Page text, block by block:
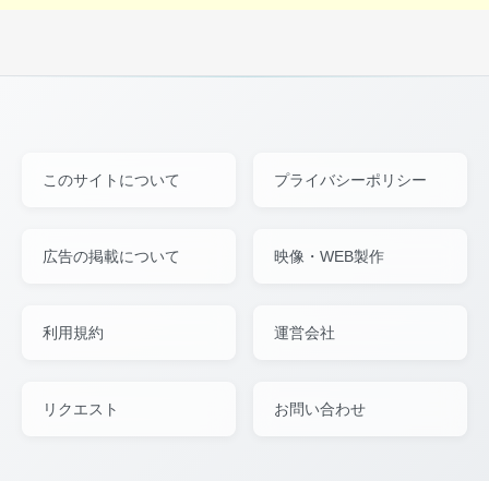
このサイトについて プライバシーポリシー
広告の掲載について 映像・WEB製作
利用規約 運営会社
リクエスト お問い合わせ